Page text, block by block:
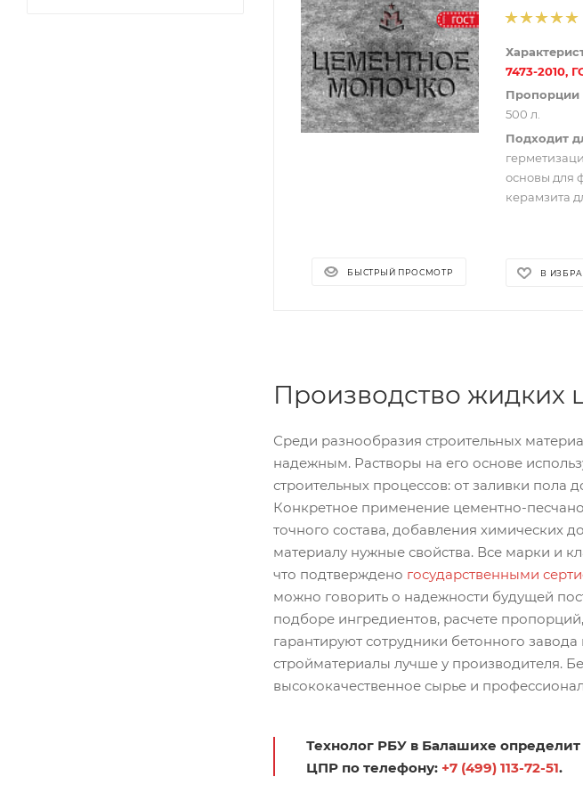
БЫСТРЫЙ ПРОСМОТР
7473-2010,
Пропорции
500 л.
Подходит
основы для
керамзита
В
Производство жидких
Среди разнообразия строительных
надежным. Растворы на его основе
строительных процессов: от заливки пола
Конкретное применение цементно-
точного состава, добавления химических
материалу нужные свойства. Все марки и
что подтверждено государственными
можно говорить о надежности будущей
подборе ингредиентов, расчете
гарантируют сотрудники бетонного
стройматериалы лучше у производителя.
высококачественное сырье и
Технолог РБУ в Балашихе
ЦПР по телефону: +7 (499) 113-72-51.